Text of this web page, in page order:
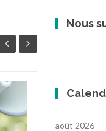
JUIL
Nous
août 2026